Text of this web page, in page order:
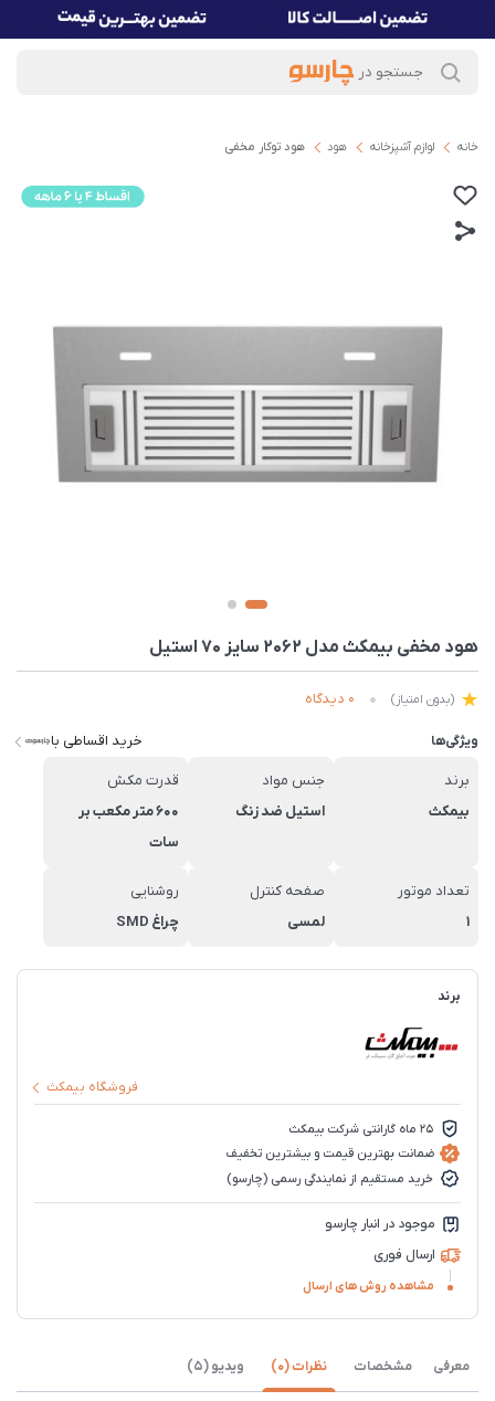
خانه لوازم آشپزخانه هود ھود توکار مخفی
هود مخفی بیمکث مدل 2062 سایز 70 استیل
(بدون امتیاز) 0 دیدگاه
ویژگی‌ها خرید اقساطی با
برند
بیمکث
جنس مواد
استیل ضد زنگ
قدرت مکش
600 متر مکعب بر
سات
تعداد موتور
1
صفحه کنترل
لمسی
روشنایی
چراغ SMD
برند
فروشگاه بیمکث
25 ماه گارانتی شرکت بیمکث
ضمانت بهترین قیمت و بیشترین تخفیف
خرید مستقیم از نمایندگی رسمی (چارسو)
موجود در انبار چارسو
ارسال فوری
مشاهده روش های ارسال
معرفی مشخصات نظرات (0) ویدیو (5)